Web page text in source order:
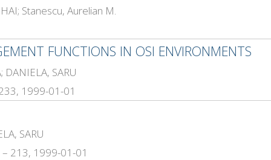
Stanescu, Aurelian M.
FUNCTIONS IN OSI ENVIRONMENTS
SARU
1999-01-01
SARU
213, 1999-01-01